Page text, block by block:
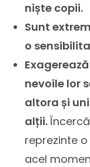
niște copii.
Sunt
o
nevoile lor
altora și
alții.
reprezinte
acel